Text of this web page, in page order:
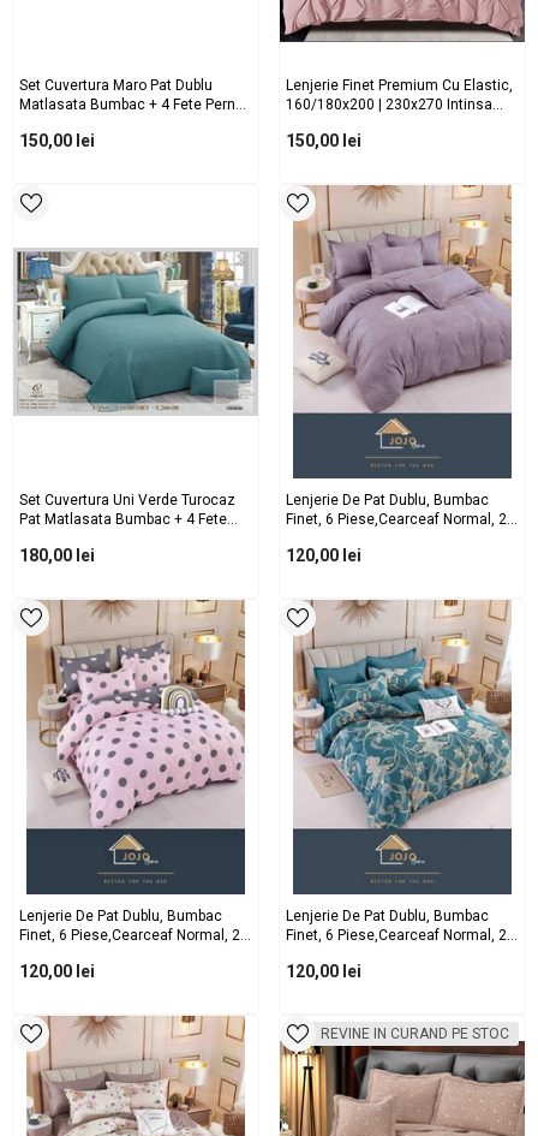
Set Cuvertura Maro Pat Dublu
Matlasata Bumbac + 4 Fete Perna
150,00 lei
Lenjerie Finet Premium Cu Elastic,
160/180x200 | 230x270 Intinsa
150,00 lei
Set Cuvertura Uni Verde Turocaz
Pat Matlasata Bumbac + 4 Fete
180,00 lei
Lenjerie De Pat Dublu, Bumbac
Finet, 6 Piese,cearceaf Normal, 2
Fete De Perna Patrate
120,00 lei
Lenjerie De Pat Dublu, Bumbac
Finet, 6 Piese,cearceaf Normal, 2
Fete De Perna Patrate
120,00 lei
Lenjerie De Pat Dublu, Bumbac
Finet, 6 Piese,cearceaf Normal, 2
Fete De Perna Patrate
120,00 lei
REVINE IN CURAND PE STOC